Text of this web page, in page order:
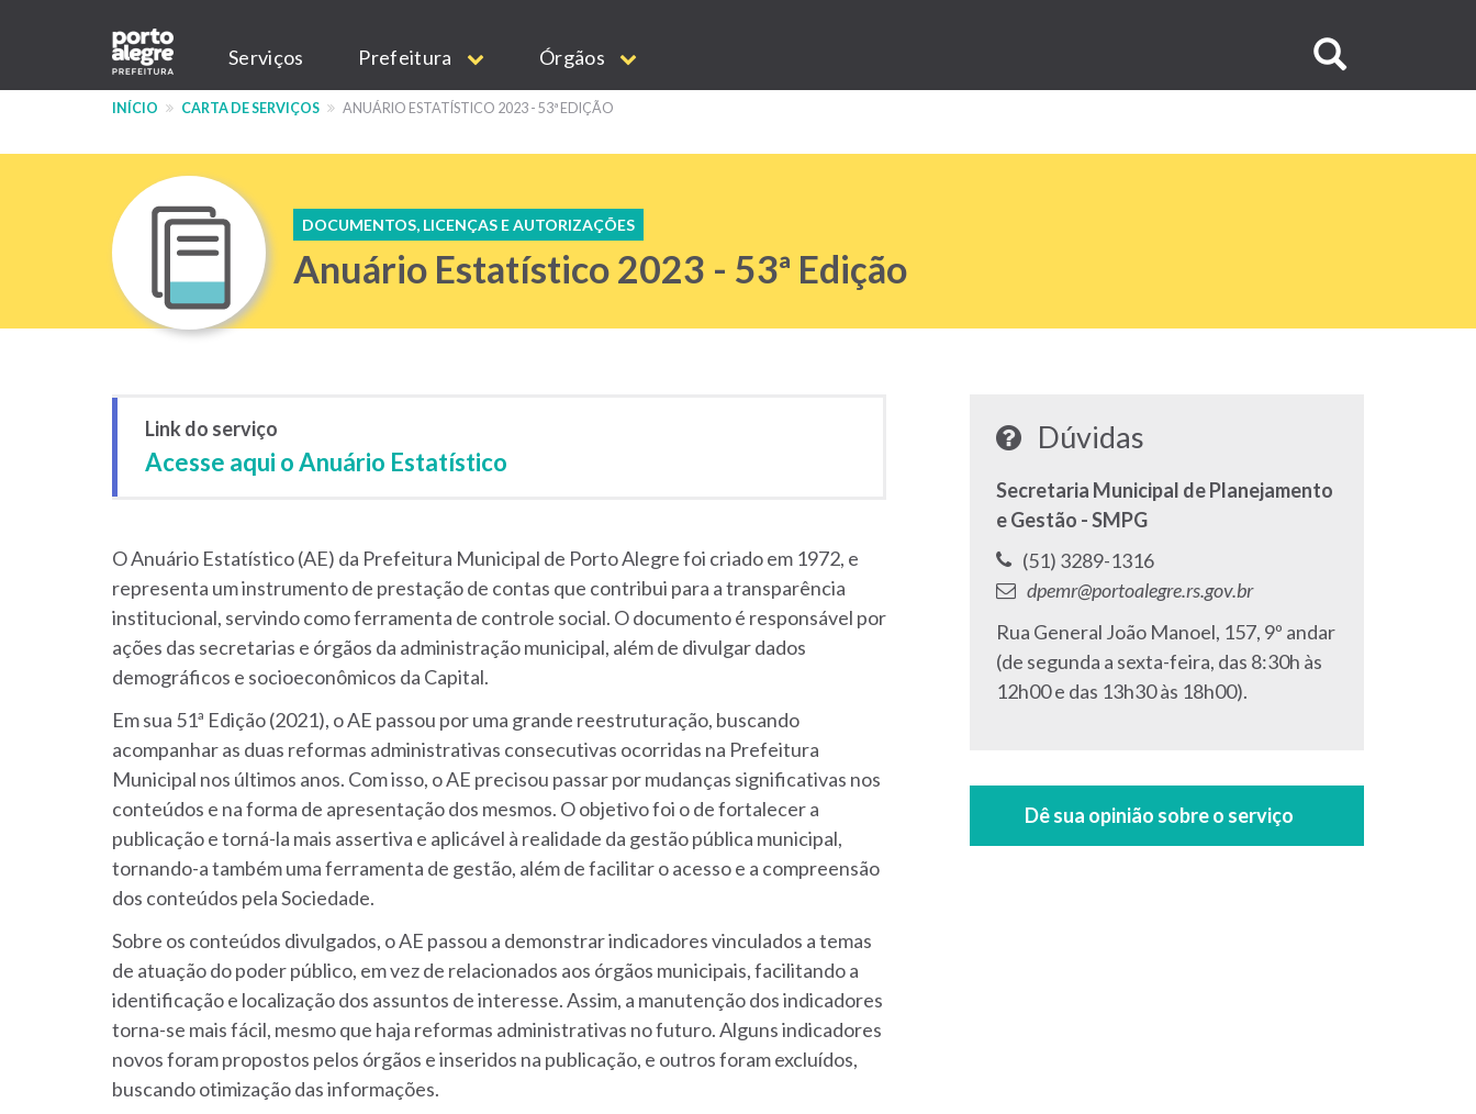
conteúdo
Main
navigation
Serviços Prefeitura Órgãos
no
site
INÍCIO CARTA DE SERVIÇOS ANUÁRIO ESTATÍSTICO 2023 - 53ª EDIÇÃO
DOCUMENTOS, LICENÇAS E AUTORIZAÇÕES
Anuário Estatístico 2023 - 53ª Edição
Link do serviço
Acesse aqui o Anuário Estatístico
O Anuário Estatístico (AE) da Prefeitura Municipal de Porto Alegre foi criado em 1972, e
representa um instrumento de prestação de contas que contribui para a transparência
institucional, servindo como ferramenta de controle social. O documento é responsável por
ações das secretarias e órgãos da administração municipal, além de divulgar dados
demográficos e socioeconômicos da Capital.
Em sua 51ª Edição (2021), o AE passou por uma grande reestruturação, buscando
acompanhar as duas reformas administrativas consecutivas ocorridas na Prefeitura
Municipal nos últimos anos. Com isso, o AE precisou passar por mudanças significativas nos
conteúdos e na forma de apresentação dos mesmos. O objetivo foi o de fortalecer a
publicação e torná-la mais assertiva e aplicável à realidade da gestão pública municipal,
tornando-a também uma ferramenta de gestão, além de facilitar o acesso e a compreensão
dos conteúdos pela Sociedade.
Sobre os conteúdos divulgados, o AE passou a demonstrar indicadores vinculados a temas
de atuação do poder público, em vez de relacionados aos órgãos municipais, facilitando a
identificação e localização dos assuntos de interesse. Assim, a manutenção dos indicadores
torna-se mais fácil, mesmo que haja reformas administrativas no futuro. Alguns indicadores
novos foram propostos pelos órgãos e inseridos na publicação, e outros foram excluídos,
buscando otimização das informações.
Dúvidas
Secretaria Municipal de Planejamento
e Gestão - SMPG
Telefone:
(51) 3289-1316
E- dpemr@portoalegre.rs.gov.br
Endereço:
Rua General João Manoel, 157, 9º andar
(de segunda a sexta-feira, das 8:30h às
12h00 e das 13h30 às 18h00).